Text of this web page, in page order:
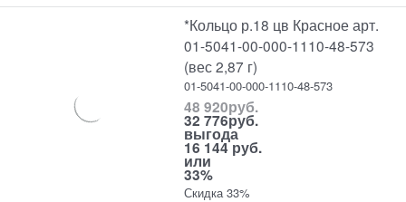
*Кольцо р.18 цв Красное арт.
01-5041-00-000-1110-48-573
(вес 2,87 г)
01-5041-00-000-1110-48-573
48 920руб.
32 776руб.
выгода
16 144 руб.
или
33%
Скидка 33%